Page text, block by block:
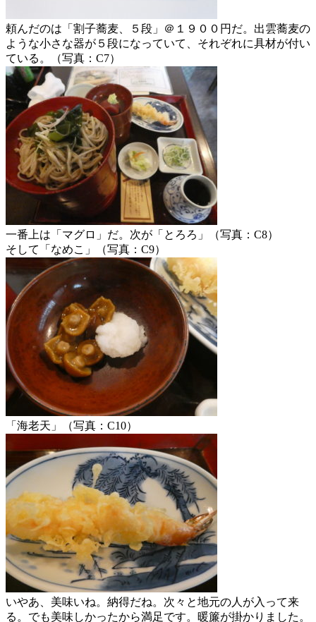
頼んだのは「割子蕎麦、５段」＠１９００円だ。出雲蕎麦の
ような小さな器が５段になっていて、それぞれに具材が付い
ている。（写真：C7）
一番上は「マグロ」だ。次が「とろろ」（写真：C8）
そして「なめこ」（写真：C9）
「海老天」（写真：C10）
いやあ、美味いね。納得だね。次々と地元の人が入って来
る。でも美味しかったから満足です。暖簾が掛かりました。